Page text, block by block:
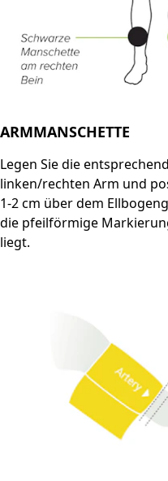
ARMMANSCHETTE
Legen Sie die
linken/rechten Arm und
1-2 cm über dem
die pfeilförmige
liegt.